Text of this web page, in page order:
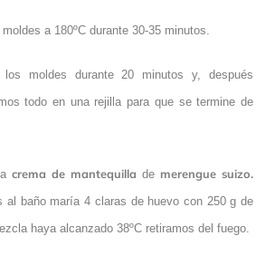
a 180ºC durante 30-35 minutos.
los moldes durante 20 minutos y, después
todo en una rejilla para que se termine de
crema de mantequilla de merengue suizo.
al baño maría 4 claras de huevo con 250 g de
haya alcanzado 38ºC retiramos del fuego.